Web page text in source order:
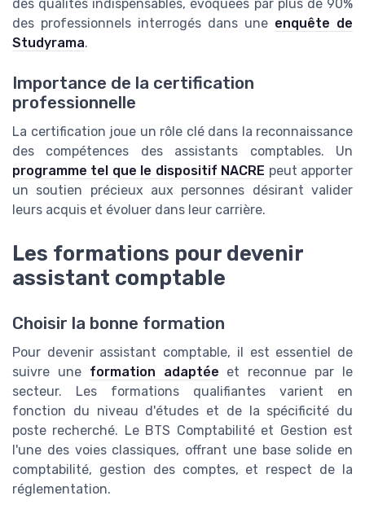
des qualités indispensables, évoquées par plus de 90%
des professionnels interrogés dans une enquête de
Studyrama.
Importance de la certification
professionnelle
La certification joue un rôle clé dans la reconnaissance
des compétences des assistants comptables. Un
programme tel que le dispositif NACRE peut apporter
un soutien précieux aux personnes désirant valider
leurs acquis et évoluer dans leur carrière.
Les formations pour devenir
assistant comptable
Choisir la bonne formation
Pour devenir assistant comptable, il est essentiel de
suivre une formation adaptée et reconnue par le
secteur. Les formations qualifiantes varient en
fonction du niveau d'études et de la spécificité du
poste recherché. Le BTS Comptabilité et Gestion est
l'une des voies classiques, offrant une base solide en
comptabilité, gestion des comptes, et respect de la
réglementation.